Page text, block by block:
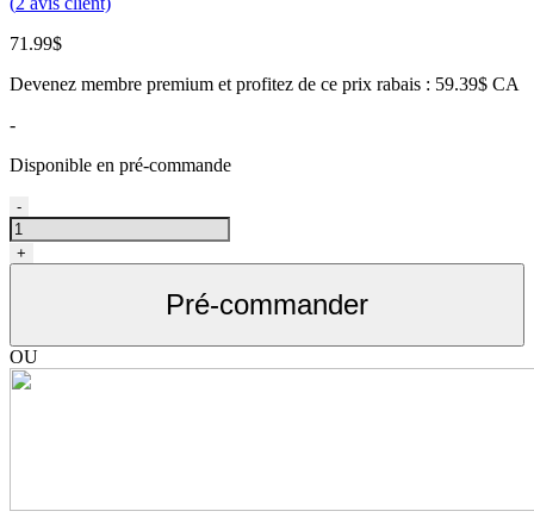
71.99$
Devenez membre premium et profitez de ce prix rabais : 59.39$ CA
-
Disponible en pré-commande
quantité
de
Manette
d'entrainement
sans
collier
-
+
Pré-commander
OU